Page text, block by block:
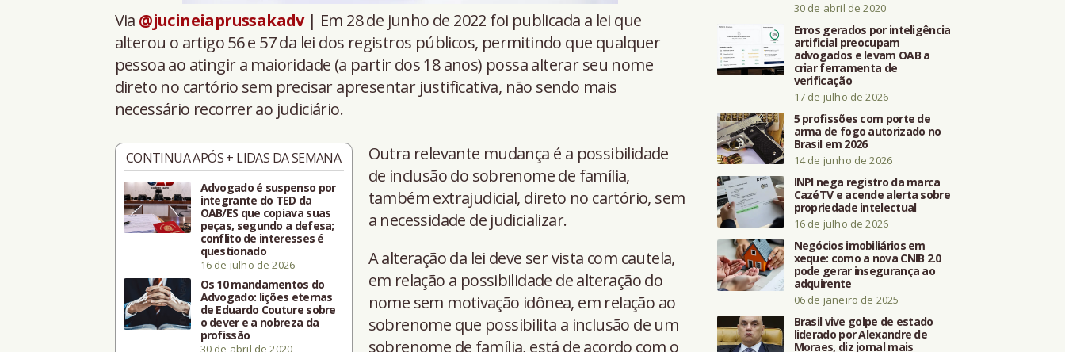
Via @jucineiaprussakadv| Em 28 de junho de 2022 foi publicada a lei que
alterou o artigo 56 e 57 da lei dos registros públicos, permitindo que qualquer
pessoa ao atingir a maioridade (a partir dos 18 anos) possa alterar seu nome
direto no cartório sem precisar apresentar justificativa, não sendo mais
necessário recorrer ao judiciário.
CONTINUA APÓS + LIDAS DA SEMANA
Advogado é suspenso por
integrante do TED da
OAB/ES que copiava suas
peças, segundo a defesa;
conflito de interesses é
questionado
16 de julho de 2026
Os 10 mandamentos do
Advogado: lições eternas
de Eduardo Couture sobre
o dever e a nobreza da
profissão
30 de abril de 2020
Outra relevante mudança é a possibilidade
de inclusão do sobrenome de família,
também extrajudicial, direto no cartório, sem
a necessidade de judicializar.
A alteração da lei deve ser vista com cautela,
em relação a possibilidade de alteração do
nome sem motivação idônea, em relação ao
sobrenome que possibilita a inclusão de um
sobrenome de família, está de acordo com o
30 de abril de 2020
Erros gerados por inteligência
artificial preocupam
advogados e levam OAB a
criar ferramenta de
verificação
17 de julho de 2026
5 profissões com porte de
arma de fogo autorizado no
Brasil em 2026
14 de junho de 2026
INPI nega registro da marca
CazéTV e acende alerta sobre
propriedade intelectual
16 de julho de 2026
Negócios imobiliários em
xeque: como a nova CNIB 2.0
pode gerar insegurança ao
adquirente
06 de janeiro de 2025
Brasil vive golpe de estado
liderado por Alexandre de
Moraes, diz jornal mais